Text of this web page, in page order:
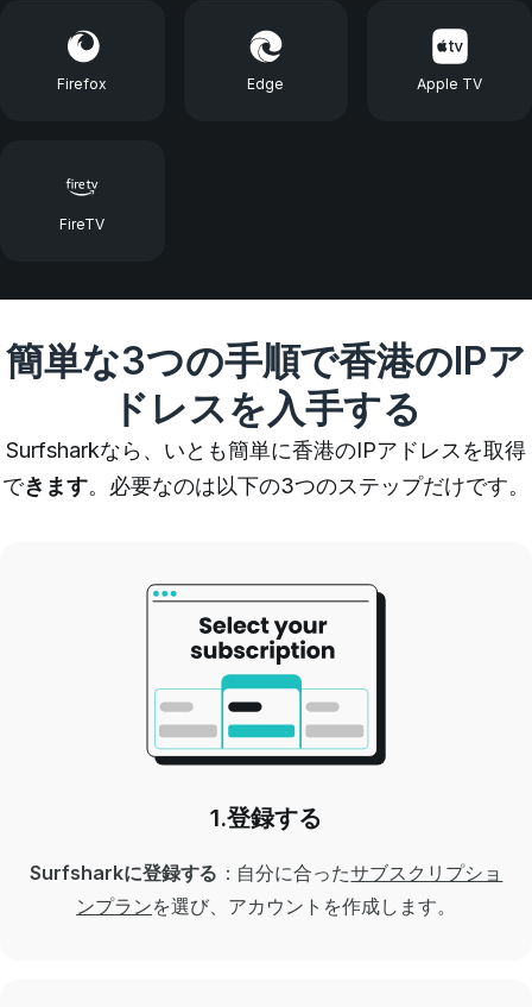
Firefox Edge Apple TV
FireTV
簡単な3つの手順で香港のIPア
ドレスを入手する
Surfsharkなら、いとも簡単に香港のIPアドレスを取得
できます。 必要なのは以下の3つのステップだけです。
1.登録する
Surfsharkに登録する ：自分に合ったサブスクリプショ
ンプランを選び、アカウントを作成します。